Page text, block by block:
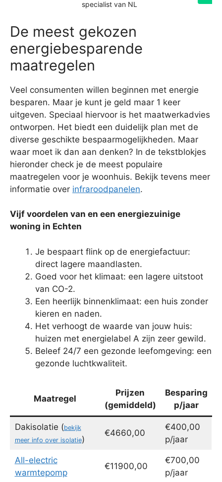
specialist van NL
De meest gekozen
energiebesparende
maatregelen
Veel consumenten willen beginnen met energie
besparen. Maar je kunt je geld maar 1 keer
uitgeven. Speciaal hiervoor is het maatwerkadvies
ontworpen. Het biedt een duidelijk plan met de
diverse geschikte bespaarmogelijkheden. Maar
waar moet ik dan aan denken? In de tekstblokjes
hieronder check je de meest populaire
maatregelen voor je woonhuis. Bekijk tevens meer
informatie over infraroodpanelen.
Vijf voordelen van en een energiezuinige
woning in Echten
Je bespaart flink op de energiefactuur:
direct lagere maandlasten.
Goed voor het klimaat: een lagere uitstoot
van CO-2.
Een heerlijk binnenklimaat: een huis zonder
kieren en naden.
Het verhoogt de waarde van jouw huis:
huizen met energielabel A zijn zeer gewild.
Beleef 24/7 een gezonde leefomgeving: een
gezonde luchtkwaliteit.
Maatregel
Prijzen
(gemiddeld)
Besparing
p/jaar
Dakisolatie (bekijk
meer info over isolatie)
€4660,00
€400,00
p/jaar
All-electric
warmtepomp
€11900,00
€700,00
p/jaar